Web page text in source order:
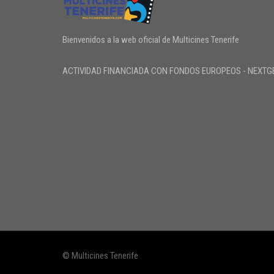
Bienvenidos a la web oficial de Multicines Tenerife
ACTIVIDAD FINANCIADA CON FONDOS EUROPEOS -
© Multicines Tenerife